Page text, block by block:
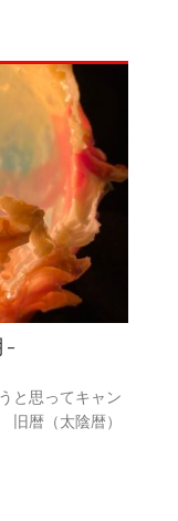
-
と思ってキャン
暦（太陰暦）